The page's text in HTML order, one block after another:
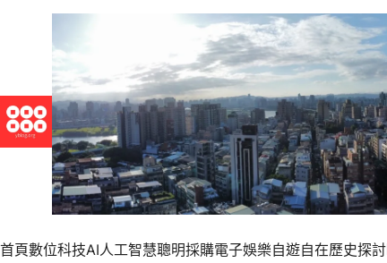
內
容
首頁數位科技AI人工智慧聰明採購電子娛樂自遊自在歷史探討